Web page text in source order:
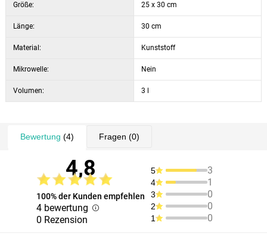
Größe: 25 x 30 cm
Länge: 30 cm
Material: Kunststoff
Mikrowelle: Nein
Volumen: 3 l
Bewertung (4) Fragen (0)
4,8
100% der Kunden empfehlen
4 bewertung
0 Rezension
5 3
4 1
3 0
2 0
1 0